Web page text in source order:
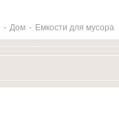
- Дом - Емкости для мусора